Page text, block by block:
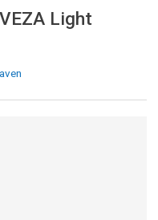
Light